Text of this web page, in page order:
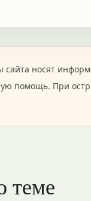
сайта носят
помощь. При
теме